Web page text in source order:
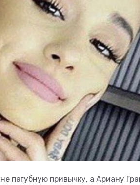
пагубную привычку, а Ариану